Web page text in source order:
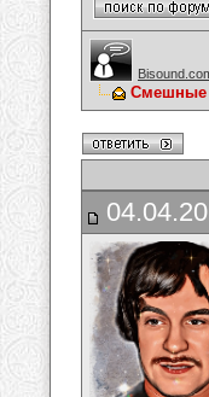
Смешные